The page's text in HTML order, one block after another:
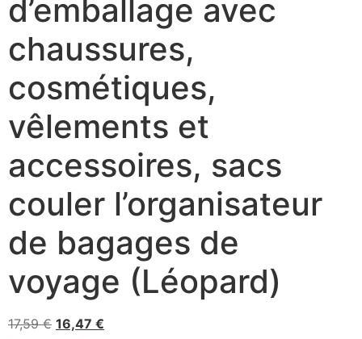
d’emballage avec
chaussures,
cosmétiques,
vêlements et
accessoires, sacs
couler l’organisateur
de bagages de
voyage (Léopard)
17,59€ 16,47 €